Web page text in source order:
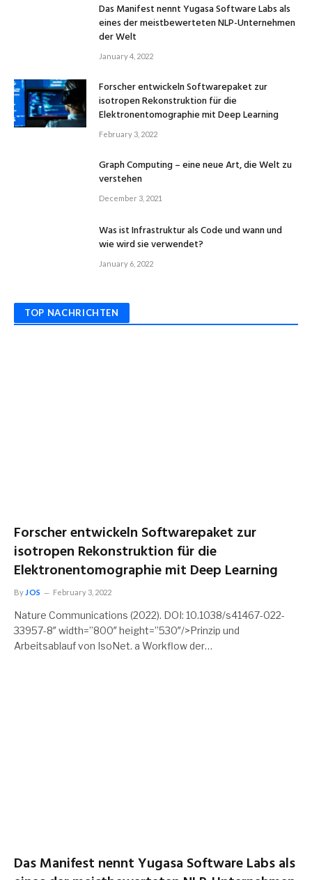
Das Manifest nennt Yugasa Software Labs als
eines der meistbewerteten NLP-Unternehmen
der Welt
January 4, 2022
Forscher entwickeln Softwarepaket zur
isotropen Rekonstruktion für die
Elektronentomographie mit Deep Learning
February 3, 2022
Graph Computing – eine neue Art, die Welt zu
verstehen
December 3, 2021
Was ist Infrastruktur als Code und wann und
wie wird sie verwendet?
January 6, 2022
TOP NACHRICHTEN
Forscher entwickeln Softwarepaket zur
isotropen Rekonstruktion für die
Elektronentomographie mit Deep Learning
By JOS February 3, 2022
Nature Communications (2022). DOI: 10.1038/s41467-022-
33957-8″ width=”800″ height=”530″/>Prinzip und
Arbeitsablauf von IsoNet. a Workflow der…
Das Manifest nennt Yugasa Software Labs als